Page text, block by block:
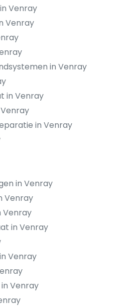
Venray
Venray
in Venray
in Venray
in Venray
in Venray
Venray
Venray
in Venray
Venray
Venray